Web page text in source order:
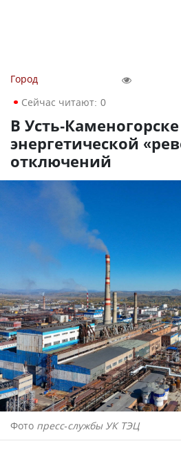
Город
Сейчас читают: 0
В Усть-
энергетической
отключений
Фото пресс-службы УК ТЭЦ